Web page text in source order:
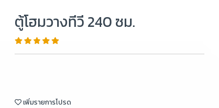
ตู้โฮมวางทีวี 240 ซม.
เพิ่มรายการโปรด